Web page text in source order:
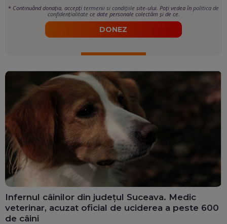
* Continuând donația, accepți termenii si condițiile site-ului. Poți vedea în politica de
confidențialitate ce date personale colectăm și de ce.
DONEZ
Infernul câinilor din județul Suceava. Medic
veterinar, acuzat oficial de uciderea a peste 600
de câini